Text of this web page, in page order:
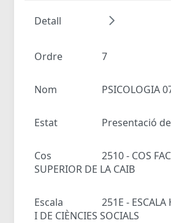
Detall
Ordre 7
Nom PSICOLOGIA
Estat Presentació
Cos
2510 - COS
SUPERIOR DE LA CAIB
Escala
251E -
I DE CIÈNCIES SOCIALS